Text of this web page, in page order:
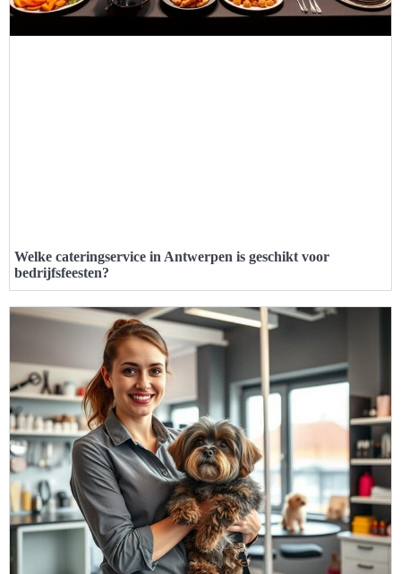
Welke cateringservice in Antwerpen is geschikt voor
bedrijfsfeesten?